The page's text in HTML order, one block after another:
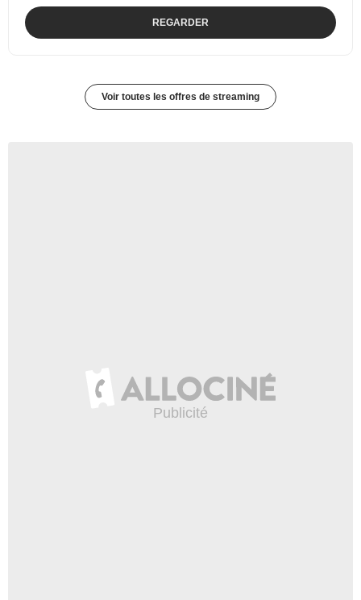
REGARDER
Voir toutes les offres de streaming